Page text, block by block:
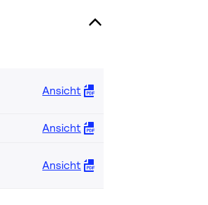
Ansicht
Ansicht
Ansicht